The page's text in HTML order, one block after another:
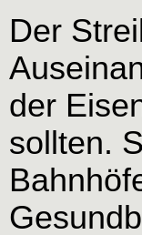
Der
der
sollten.